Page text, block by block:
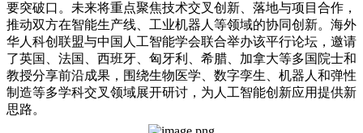
要突破口。未来将重点聚焦技术交叉创新、落地与项目合作，
推动双方在智能生产线、工业机器人等领域的协同创新。海外
华人科创联盟与中国人工智能学会联合举办该平行论坛，邀请
了英国、法国、西班牙、匈牙利、希腊、加拿大等多国院士和
教授分享前沿成果，围绕生物医学、数字孪生、机器人和弹性
制造等多学科交叉领域展开研讨，为人工智能创新应用提供新
思路。